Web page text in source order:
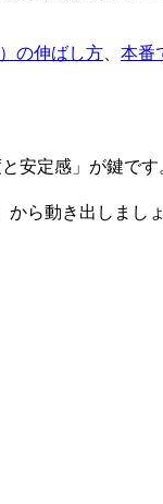
の伸ばし方 本番
安定感」が鍵です
ら動き出しましょ